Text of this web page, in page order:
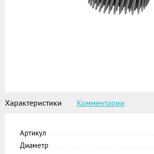
Характеристики Комментарии
Артикул
Диаметр